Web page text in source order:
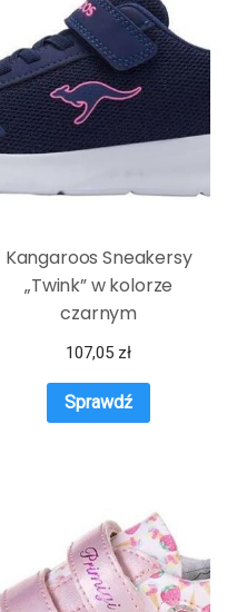
Kangaroos Sneakersy
„Twink” w kolorze
czarnym
107,05 zł
Sprawdź